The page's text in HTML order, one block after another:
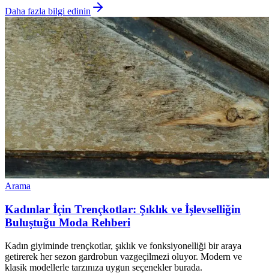
Daha fazla bilgi edinin
Arama
Kadınlar İçin Trençkotlar: Şıklık ve İşlevselliğin
Buluştuğu Moda Rehberi
Kadın giyiminde trençkotlar, şıklık ve fonksiyonelliği bir araya
getirerek her sezon gardrobun vazgeçilmezi oluyor. Modern ve
klasik modellerle tarzınıza uygun seçenekler burada.